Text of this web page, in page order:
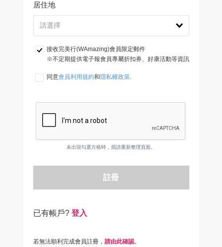
居住地
接收完美行(WAmazing)會員限定郵件
※不定期提供電子報會員專屬折扣券、好康活動等資訊
同意會員利用規約和隱私權政策.
未出現勾選方格時，煩請重新整理頁面。
註冊
已有帳戶? 登入
若無法順利完成會員註冊， 請由此確認。